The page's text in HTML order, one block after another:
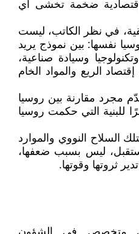
ضخمة تخشى أي
في نظر الكاتب، ليست
نفسها: بين نموذج يريد
وسيادة صناعية،
الريع والمواد الخام
مجرد مقارنة بين روسيا
للبنية التي حكمت روسيا
السلاح النووي والموارد
ليس بسبب ضعفها،
ثروتها وقوتها.